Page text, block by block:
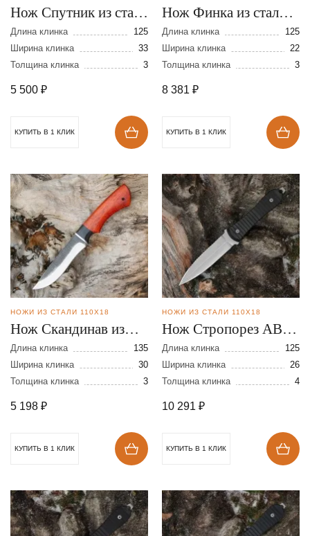
Нож Спутник из стали
110Х18
Длина клинка
125
Ширина клинка
33
Толщина клинка
3
5 500 ₽
КУПИТЬ В 1 КЛИК
Нож Финка из стали
110Х18 Д/Н
Длина клинка
125
Ширина клинка
22
Толщина клинка
3
8 381 ₽
КУПИТЬ В 1 КЛИК
НОЖИ ИЗ СТАЛИ 110Х18
Нож Скандинав из
стали 110Х18
Длина клинка
135
Ширина клинка
30
Толщина клинка
3
5 198 ₽
КУПИТЬ В 1 КЛИК
НОЖИ ИЗ СТАЛИ 110Х18
Нож Стропорез АВ-1
№4 из стали 110х18
Длина клинка
125
Ширина клинка
26
Толщина клинка
4
10 291 ₽
КУПИТЬ В 1 КЛИК